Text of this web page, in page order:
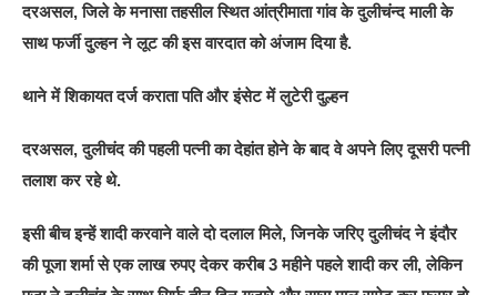
दरअसल, जिले के मनासा तहसील स्थित आंत्रीमाता गांव के दुलीचंन्‍द माली के
साथ फर्जी दुल्‍हन ने लूट की इस वारदात को अंजाम दिया है.
थाने में शिकायत दर्ज कराता पति और इंसेट में लुटेरी दुल्हन
दरअसल, दुलीचंद की पहली पत्नी का देहांत होने के बाद वे अपने लिए दूसरी पत्नी
तलाश कर रहे थे.
इसी बीच इन्‍हें शादी करवाने वाले दो दलाल मिले, जिनके जरिए दुलीचंद ने इंदौर
की पूजा शर्मा से एक लाख रुपए देकर करीब 3 महीने पहले शादी कर ली, लेकिन